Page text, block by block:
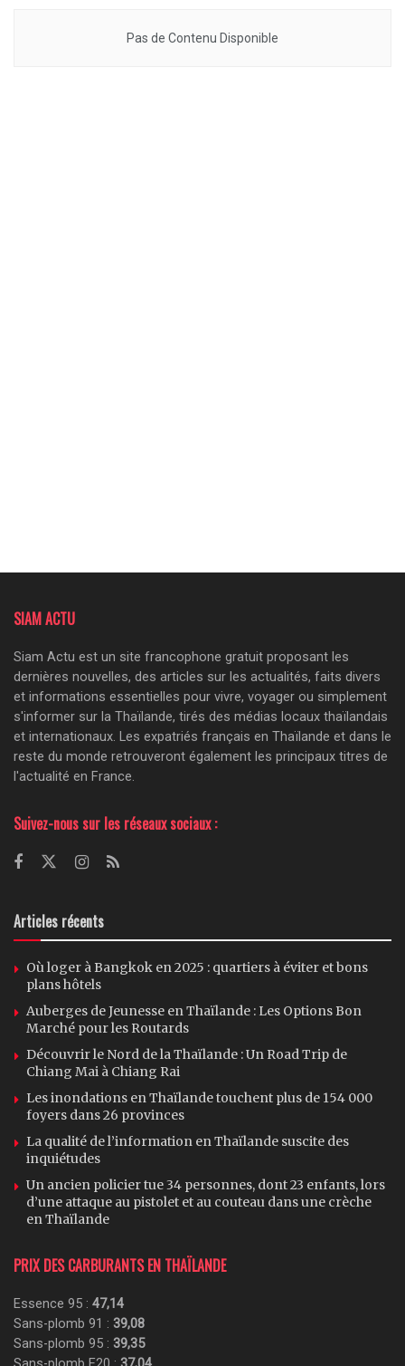
Pas de Contenu Disponible
SIAM ACTU
Siam Actu est un site francophone gratuit proposant les
dernières nouvelles, des articles sur les actualités, faits divers
et informations essentielles pour vivre, voyager ou simplement
s'informer sur la Thaïlande, tirés des médias locaux thaïlandais
et internationaux. Les expatriés français en Thaïlande et dans le
reste du monde retrouveront également les principaux titres de
l'actualité en France.
Suivez-nous sur les réseaux sociaux :
Articles récents
Où loger à Bangkok en 2025 : quartiers à éviter et bons
plans hôtels
Auberges de Jeunesse en Thaïlande : Les Options Bon
Marché pour les Routards
Découvrir le Nord de la Thaïlande : Un Road Trip de
Chiang Mai à Chiang Rai
Les inondations en Thaïlande touchent plus de 154 000
foyers dans 26 provinces
La qualité de l’information en Thaïlande suscite des
inquiétudes
Un ancien policier tue 34 personnes, dont 23 enfants, lors
d’une attaque au pistolet et au couteau dans une crèche
en Thaïlande
PRIX DES CARBURANTS EN THAÏLANDE
Essence 95 : 47,14
Sans-plomb 91 : 39,08
Sans-plomb 95 : 39,35